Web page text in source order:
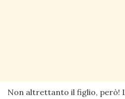
Non altrettanto il figlio, però!